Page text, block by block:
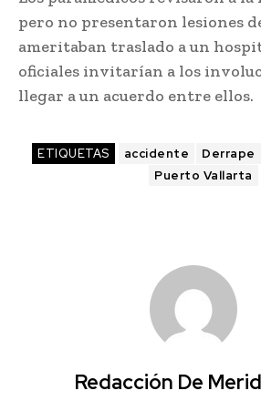
pero no presentaron lesiones
ameritaban traslado a un
oficiales invitarían a los
llegar a un acuerdo entre ellos.
ETIQUETAS accidente Derrape
Puerto Vallarta
Redacción De